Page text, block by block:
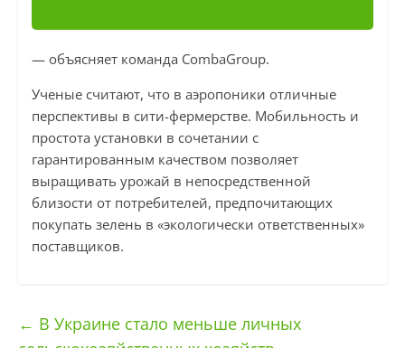
— объясняет команда CombaGroup.
Ученые считают, что в аэропоники отличные
перспективы в сити-фермерстве. Мобильность и
простота установки в сочетании с
гарантированным качеством позволяет
выращивать урожай в непосредственной
близости от потребителей, предпочитающих
покупать зелень в «экологически ответственных»
поставщиков.
← В Украине стало меньше личных